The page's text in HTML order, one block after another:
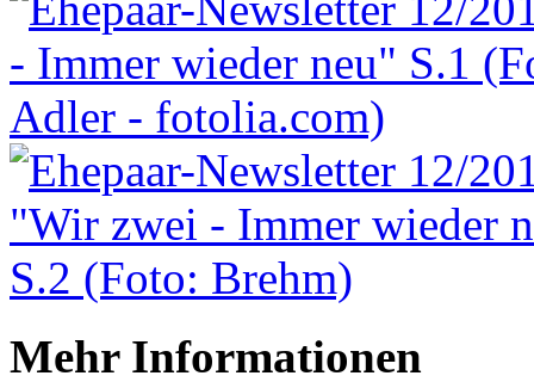
Mehr Informationen